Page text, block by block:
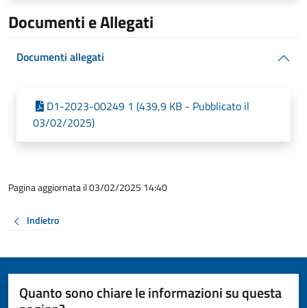
Documenti e Allegati
Documenti allegati
D1-2023-00249 1 (439,9 KB - Pubblicato il
03/02/2025)
Pagina aggiornata il 03/02/2025 14:40
Indietro
Quanto sono chiare le informazioni su questa